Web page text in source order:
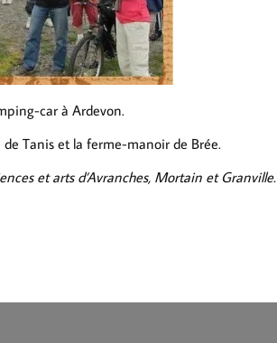
car à Ardevon.
Tanis et la ferme-manoir de Brée.
et arts d’Avranches, Mortain et Granville.